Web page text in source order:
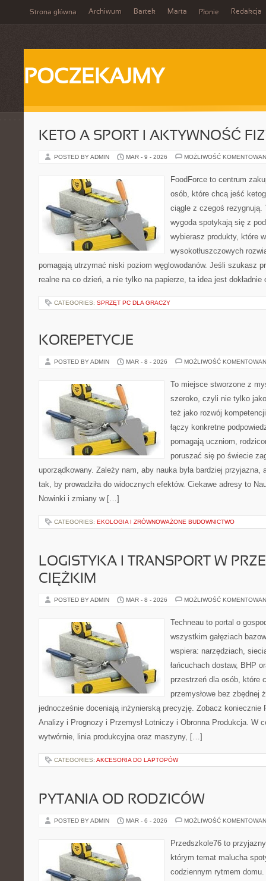
Strona główna Archiwum Bartek Marta Płonie Redakcja
POCZEKAJMY
KETO A SPORT I AKTYWNOŚĆ
POSTED BY ADMIN MAR - 9 - 2026 MOŻLIWOŚĆ
FoodForce to centrum
osób, które chcą jeść
ciągle z czegoś rezygnują.
wygoda spotykają się z
wybierasz produkty, które
wysokotłuszczowych
pomagają utrzymać niski poziom węglowodanów. Jeśli szukasz
realne na co dzień, a nie tylko na papierze, ta idea jest
CATEGORIES: SPRZĘT PC DLA GRACZY
KOREPETYCJE
POSTED BY ADMIN MAR - 8 - 2026 MOŻLIWOŚĆ
To miejsce stworzone z
szeroko, czyli nie tylko
też jako rozwój
łączy konkretne
pomagają uczniom,
poruszać się po świecie
uporządkowany. Zależy nam, aby nauka była bardziej przyjazna,
tak, by prowadziła do widocznych efektów. Ciekawe adresy to
Nowinki i zmiany w […]
CATEGORIES: EKOLOGIA I ZRÓWNOWAŻONE BUDOWNICTWO
LOGISTYKA I TRANSPORT W
CIĘŻKIM
POSTED BY ADMIN MAR - 8 - 2026 MOŻLIWOŚĆ
Techneau to portal o
wszystkim gałęziach
wspiera: narzędziach,
łańcuchach dostaw, BHP
przestrzeń dla osób, które
przemysłowe bez zbędnej
jednocześnie doceniają inżynierską precyzję. Zobacz koniecznie
Analizy i Prognozy i Przemysł Lotniczy i Obronna Produkcja. W
wytwórnie, linia produkcyjna oraz maszyny, […]
CATEGORIES: AKCESORIA DO LAPTOPÓW
PYTANIA OD RODZICÓW
POSTED BY ADMIN MAR - 6 - 2026 MOŻLIWOŚĆ
Przedszkole76 to
którym temat malucha
codziennym rytmem